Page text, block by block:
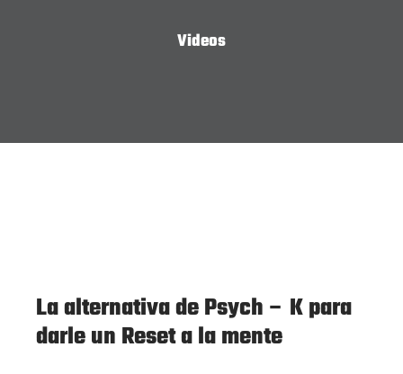
Videos
La alternativa de Psych – K para
darle un Reset a la mente